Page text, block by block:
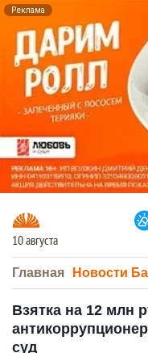
Реклама
10 августа
Главная Новости
Взятка на 12 млн
суд